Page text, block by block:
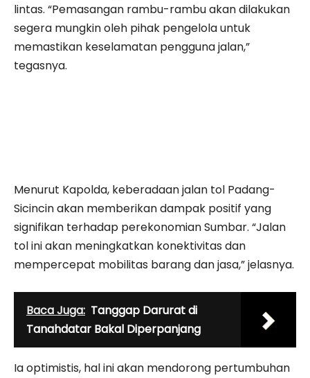
lintas. “Pemasangan rambu-rambu akan dilakukan
segera mungkin oleh pihak pengelola untuk
memastikan keselamatan pengguna jalan,”
tegasnya.
Menurut Kapolda, keberadaan jalan tol Padang-
Sicincin akan memberikan dampak positif yang
signifikan terhadap perekonomian Sumbar. “Jalan
tol ini akan meningkatkan konektivitas dan
mempercepat mobilitas barang dan jasa,” jelasnya.
Baca Juga: Tanggap Darurat di
Tanahdatar Bakal Diperpanjang
Ia optimistis, hal ini akan mendorong pertumbuhan